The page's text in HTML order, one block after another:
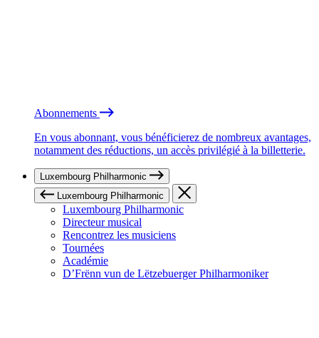
Abonnements
En vous abonnant, vous bénéficierez de nombreux avantages,
notamment des réductions, un accès privilégié à la billetterie.
Luxembourg Philharmonic
Luxembourg Philharmonic
Luxembourg Philharmonic
Directeur musical
Rencontrez les musiciens
Tournées
Académie
D’Frënn vun de Lëtzebuerger Philharmoniker